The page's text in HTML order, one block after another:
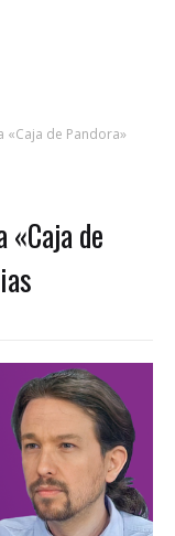
«Caja de Pandora»
«Caja de